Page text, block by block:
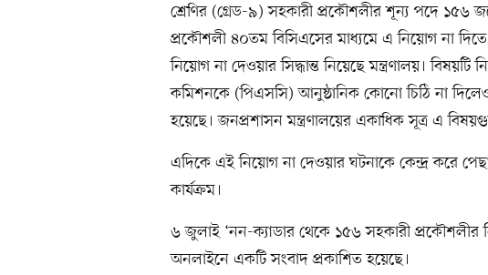
শ্রেণির (গ্রেড-৯) সহকারী প্রকৌশলীর শূন্য পদে ১৫৬
প্রকৌশলী ৪০তম বিসিএসের মাধ্যমে এ নিয়োগ না
নিয়োগ না দেওয়ার সিদ্ধান্ত নিয়েছে মন্ত্রণালয়। বিষয়টি
কমিশনকে (পিএসসি) আনুষ্ঠানিক কোনো চিঠি না দিলেও
হয়েছে। জনপ্রশাসন মন্ত্রণালয়ের একাধিক সূত্র এ
এদিকে এই নিয়োগ না দেওয়ার ঘটনাকে কেন্দ্র করে
কার্যক্রম।
৬ জুলাই ‘নন-ক্যাডার থেকে ১৫৬ সহকারী প্রকৌশলীর
অনলাইনে একটি সংবাদ প্রকাশিত হয়েছে।